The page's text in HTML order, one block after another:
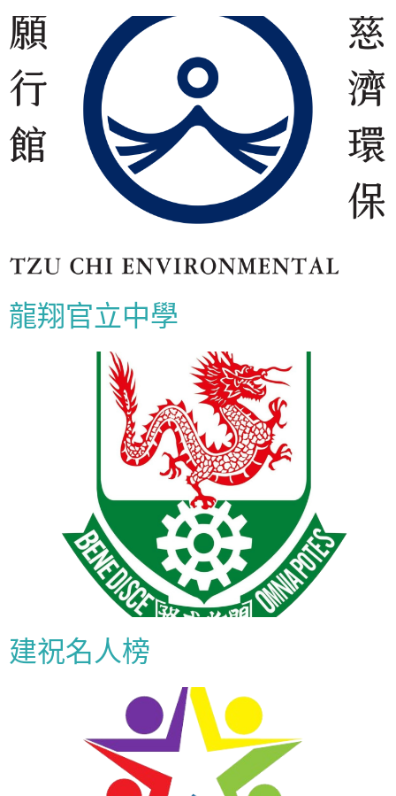
龍翔官立中學
建祝名人榜